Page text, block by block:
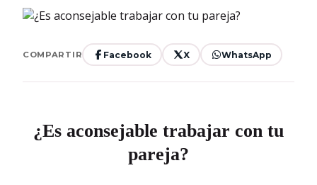
COMPARTIR Facebook X WhatsApp
¿Es aconsejable trabajar con tu
pareja?